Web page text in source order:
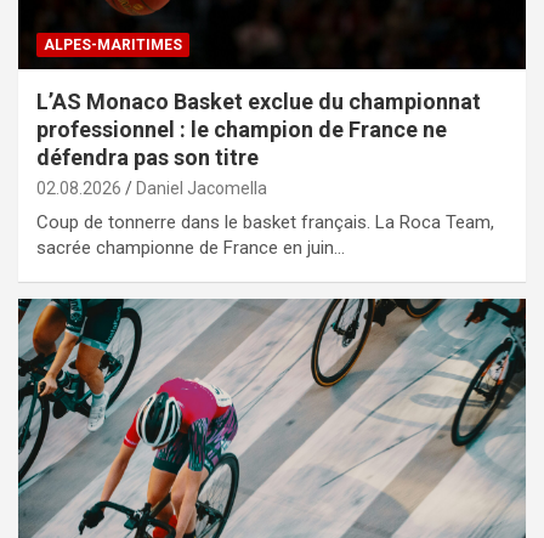
ALPES-MARITIMES
L’AS Monaco Basket exclue du championnat
professionnel : le champion de France ne
défendra pas son titre
02.08.2026 Daniel Jacomella
Coup de tonnerre dans le basket français. La Roca Team,
sacrée championne de France en juin…